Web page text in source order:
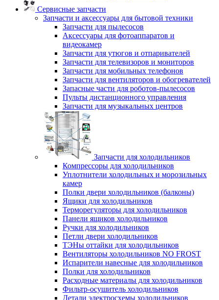
Сервисные запчасти
Запчасти и аксессуары для бытовой техники
Запчасти для пылесосов
Аксессуары для фотоаппаратов и
видеокамер
Запчасти для утюгов и отпаривателей
Запчасти для телевизоров и мониторов
Запчасти для мобильных телефонов
Запчасти для вентиляторов и обогревателей
Запасные части для роботов-пылесосов
Пульты дистанционного управления
Запчасти для музыкальных центров
Запчасти для холодильников
Компрессоры для холодильников
Уплотнители холодильных и морозильных
камер
Полки двери холодильников (балконы)
Ящики для холодильников
Терморегуляторы для холодильников
Панели ящиков холодильников
Ручки для холодильников
Петли двери холодильников
ТЭНы оттайки для холодильников
Вентиляторы холодильников NO FROST
Испарители навесные для холодильников
Полки для холодильников
Расходные материалы для холодильников
Фильтр-осушитель холодильников
Детали электросхемы холодильников